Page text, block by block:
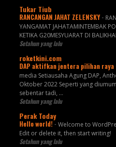
Tukar Tiub
RANCANGAN JAHAT ZELENSKY -
YANGAMAT JAHATAMINTEMBAK
KETIKA G20MESYUARAT DI
Setahun yang lalu
roketkini.com
DAP aktifkan jentera pilihan
media Setiausaha Agung DAP,
Oktober 2022 Seperti yang
sebentar tadi, …
Setahun yang lalu
Perak Today
Hello world! - Welcome to
Edit or delete it, then start writing!
Setahun yang lalu